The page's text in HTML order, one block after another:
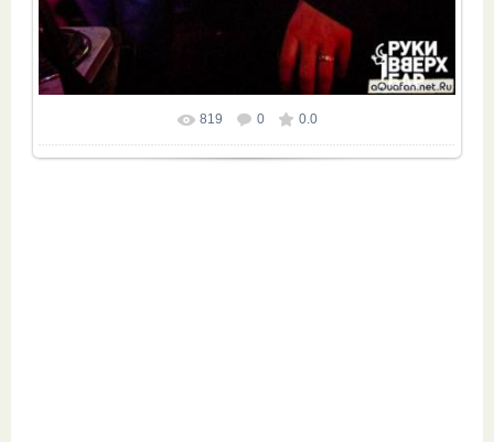
Размер фотографии: 661x992
819 0 0.0